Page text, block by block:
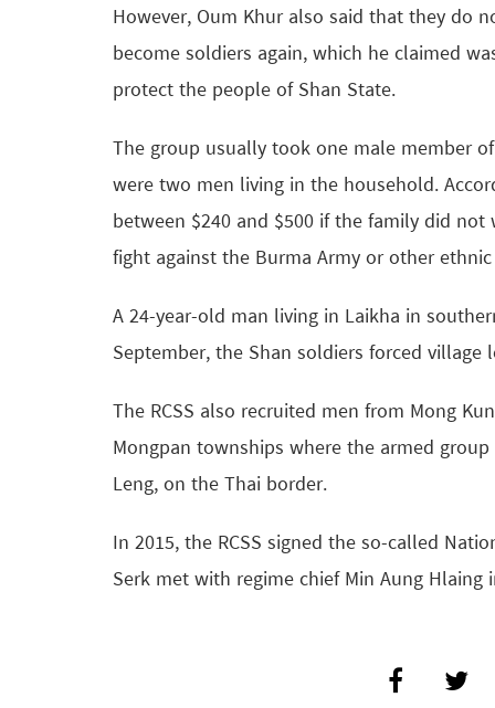
However, Oum Khur also said that they do
become soldiers again, which he claimed
protect the people of Shan State.
The group usually took one male member
were two men living in the household.
between $240 and $500 if the family did
fight against the Burma Army or other
A 24-year-old man living in Laikha in
September, the Shan soldiers forced
The RCSS also recruited men from Mong
Mongpan townships where the armed
Leng, on the Thai border.
In 2015, the RCSS signed the so-called
Serk met with regime chief Min Aung